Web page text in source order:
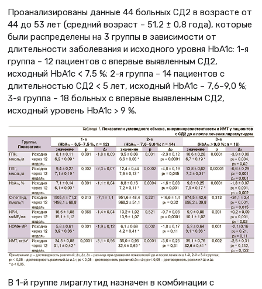
Проанализированы данные 44 больных СД2 в возрасте от
44 до 53 лет (средний возраст – 51,2 ± 0,8 года), которые
были распределены на 3 группы в зависимости от
длительности заболевания и исходного уровня HbA1c: 1-я
группа – 12 пациентов с впервые выявленным СД2,
исходный HbA1c < 7,5 %; 2-я группа – 14 пациентов с
длительностью СД2 < 5 лет, исходный HbA1c – 7,6–9,0 %;
3-я группа – 18 больных с впервые выявленным СД2,
исходный уровень HbA1c > 9 %.
В 1-й группе лираглутид назначен в комбинации с